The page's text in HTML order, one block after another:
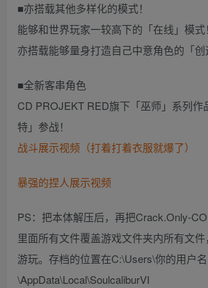
■亦搭载其他多样化的模式！
能够和世界玩家一较高下的「在线」模式！
亦搭载能够量身打造自己中意角色的「创
■全新客串角色
CD PROJEKT RED旗下「巫师」系列作
特」参战！
战斗展示视频（打着打着衣服就爆了）
暴强的捏人展示视频
PS：把本体解压后，再把Crack.Only-
里面所有文件覆盖游戏文件夹内所有文
游玩。存档的位置在C:\Users\你的用户名
\AppData\Local\SoulcaliburVI